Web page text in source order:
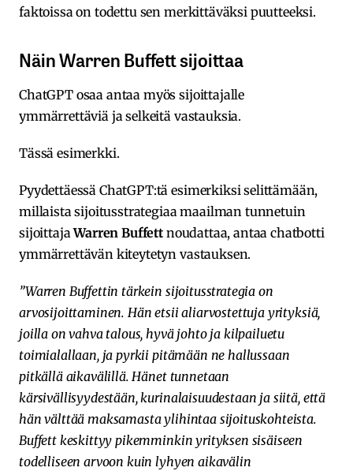
faktoissa on todettu sen merkittäväksi puutteeksi.
Näin Warren Buffett sijoittaa
ChatGPT osaa antaa myös sijoittajalle
ymmärrettäviä ja selkeitä vastauksia.
Tässä esimerkki.
Pyydettäessä ChatGPT:tä esimerkiksi selittämään,
millaista sijoitusstrategiaa maailman tunnetuin
sijoittajaWarren Buffett noudattaa, antaa chatbotti
ymmärrettävän kiteytetyn vastauksen.
”Warren Buffettin tärkein sijoitusstrategia on
arvosijoittaminen. Hän etsii aliarvostettuja yrityksiä,
joilla on vahva talous, hyvä johto ja kilpailuetu
toimialallaan, ja pyrkii pitämään ne hallussaan
pitkällä aikavälillä. Hänet tunnetaan
kärsivällisyydestään, kurinalaisuudestaan ja siitä, että
hän välttää maksamasta ylihintaa sijoituskohteista.
Buffett keskittyy pikemminkin yrityksen sisäiseen
todelliseen arvoon kuin lyhyen aikavälin